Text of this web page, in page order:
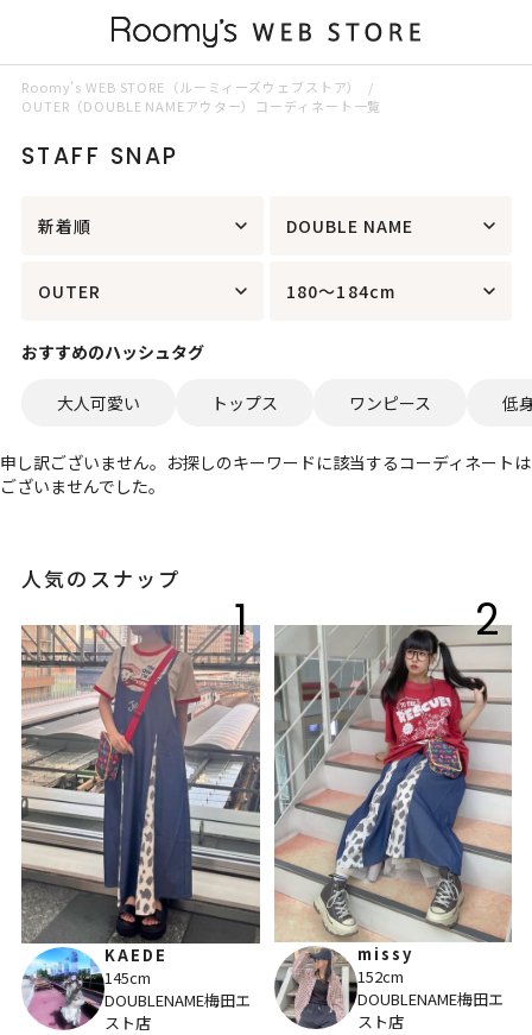
Roomy’s WEB STORE（ルーミィーズウェブストア）
OUTER（DOUBLE NAMEアウター）コーディネート一覧
STAFF SNAP
新着順 DOUBLE NAME
OUTER 180～184cm
おすすめのハッシュタグ
大人可愛い トップス ワンピース 低
申し訳ございません。お探しのキーワードに該当するコーディネートは
ございませんでした。
人気のスナップ
1
KAEDE
145cm
DOUBLENAME梅田エ
スト店
2
missy
152cm
DOUBLENAME梅田エ
スト店